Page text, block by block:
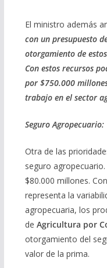
El ministro además
con un presupuesto
otorgamiento de
Con estos recursos
por $750.000
trabajo en el sector
Seguro Agropecuario:
Otra de las
seguro
$80.000 millones.
representa la
agropecuaria, los
de Agricultura por
otorgamiento del
valor de la prima.